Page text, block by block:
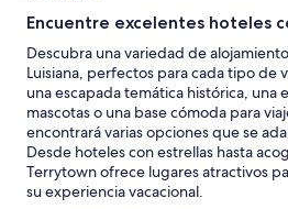
Encuentre excelentes hoteles
Descubra una variedad de
Luisiana, perfectos para cada tipo de
una escapada temática histórica, una
mascotas o una base cómoda para
encontrará varias opciones que se
Desde hoteles con estrellas hasta
Terrytown ofrece lugares atractivos
su experiencia vacacional.